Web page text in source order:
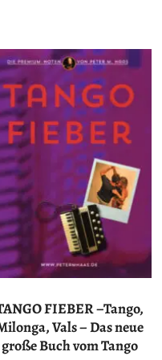
FIEBER –Tango,
Vals – Das neue
große Buch vom Tango